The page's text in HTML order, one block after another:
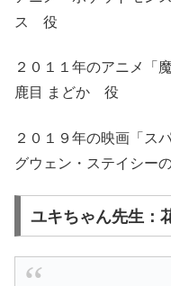
ス 役
２０１１年のアニメ
鹿目 まどか 役
２０１９年の映画「ス
グウェン・ステイシー
ユキちゃん先生：